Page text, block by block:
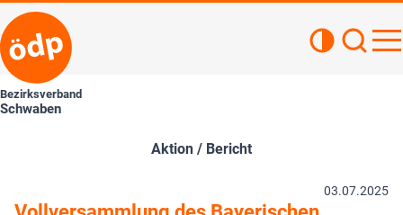
Bezirksverband
Schwaben
Aktion / Bericht
03.07.2025